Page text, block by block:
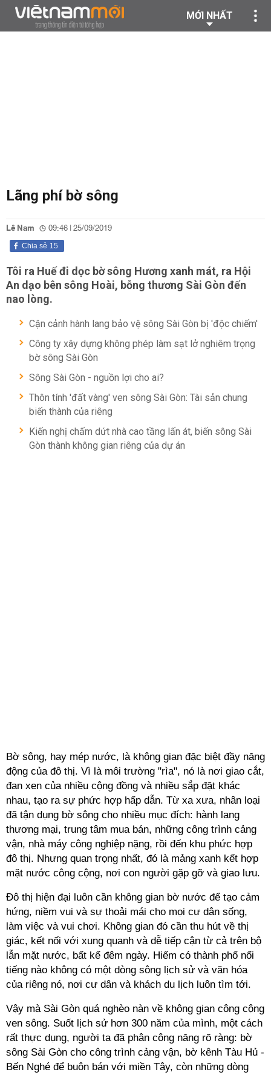
MỚI NHẤT
Lãng phí bờ sông
Lê Nam 09:46 | 25/09/2019
15
Chia sẻ
Tôi ra Huế đi dọc bờ sông Hương xanh mát, ra Hội
An dạo bên sông Hoài, bỗng thương Sài Gòn đến
nao lòng.
Cận cảnh hành lang bảo vệ sông Sài Gòn bị 'độc chiếm'
Công ty xây dựng không phép làm sạt lở nghiêm trọng
bờ sông Sài Gòn
Sông Sài Gòn - nguồn lợi cho ai?
Thôn tính 'đất vàng' ven sông Sài Gòn: Tài sản chung
biến thành của riêng
Kiến nghị chấm dứt nhà cao tầng lấn át, biến sông Sài
Gòn thành không gian riêng của dự án
Bờ sông, hay mép nước, là không gian đặc biệt đầy năng
động của đô thị. Vì là môi trường "rìa", nó là nơi giao cắt,
đan xen của nhiều cộng đồng và nhiều sắp đặt khác
nhau, tạo ra sự phức hợp hấp dẫn. Từ xa xưa, nhân loại
đã tận dụng bờ sông cho nhiều mục đích: hành lang
thương mại, trung tâm mua bán, những công trình cảng
vận, nhà máy công nghiệp nặng, rồi đến khu phức hợp
đô thị. Nhưng quan trọng nhất, đó là mảng xanh kết hợp
mặt nước công cộng, nơi con người gặp gỡ và giao lưu.
Đô thị hiện đại luôn cần không gian bờ nước để tạo cảm
hứng, niềm vui và sự thoải mái cho mọi cư dân sống,
làm việc và vui chơi. Không gian đó cần thu hút về thị
giác, kết nối với xung quanh và dễ tiếp cận từ cả trên bộ
lẫn mặt nước, bất kể đêm ngày. Hiếm có thành phố nổi
tiếng nào không có một dòng sông lịch sử và văn hóa
của riêng nó, nơi cư dân và khách du lịch luôn tìm tới.
Vậy mà Sài Gòn quá nghèo nàn về không gian công cộng
ven sông. Suốt lịch sử hơn 300 năm của mình, một cách
rất thực dụng, người ta đã phân công năng rõ ràng: bờ
sông Sài Gòn cho công trình cảng vận, bờ kênh Tàu Hủ -
Bến Nghé để buôn bán với miền Tây, còn những dòng